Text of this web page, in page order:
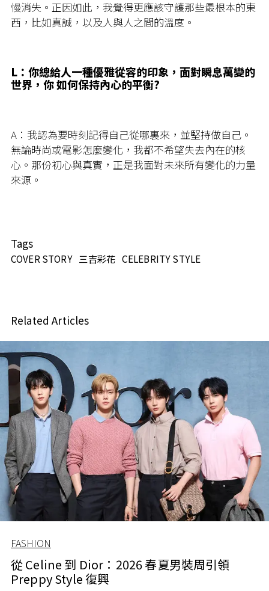
慢消失。正因如此，我覺得更應該守護那些最根本的東
西，比如真誠，以及人與人之間的溫度。
L：你總給人一種優雅從容的印象，面對瞬息萬變的
世界，你 如何保持內心的平衡?
A：我認為要時刻記得自己從哪裏來，並堅持做自己。
無論時尚或電影怎麼變化，我都不希望失去內在的核
心。那份初心與真實，正是我面對未來所有變化的力量
來源。
Tags
COVER STORY 三吉彩花 CELEBRITY STYLE
Related Articles
FASHION
從 Celine 到 Dior：2026 春夏男裝周引領
Preppy Style 復興